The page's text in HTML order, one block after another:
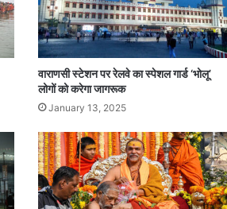
वाराणसी स्टेशन पर रेलवे का स्पेशल गार्ड ‘भोलू’
लोगों को करेगा जागरूक
January 13, 2025